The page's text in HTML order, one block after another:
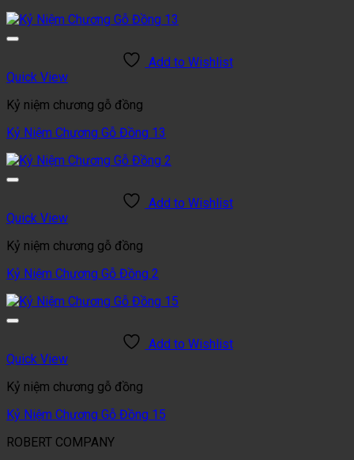
Add to Wishlist
Quick View
Kỷ niệm chương gỗ đồng
Kỷ Niệm Chương Gỗ Đồng 13
Add to Wishlist
Quick View
Kỷ niệm chương gỗ đồng
Kỷ Niệm Chương Gỗ Đồng 2
Add to Wishlist
Quick View
Kỷ niệm chương gỗ đồng
Kỷ Niệm Chương Gỗ Đồng 15
ROBERT COMPANY